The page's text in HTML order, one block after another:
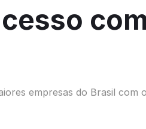
com
empresas do Brasil com o